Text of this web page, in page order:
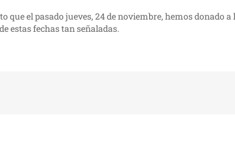
el pasado jueves, 24 de noviembre, hemos donado a
estas fechas tan señaladas.